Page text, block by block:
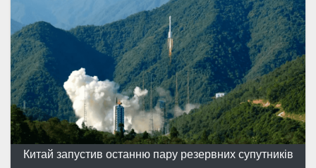
Китай запустив останню пару резервних супутників